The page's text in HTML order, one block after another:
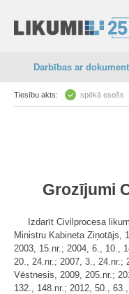
Darbības ar
Tiesību akts: spēkā esošs
Grozījumi
Izdarīt Civilprocesa
Ministru Kabineta Ziņotājs,
2003, 15.nr.; 2004, 6., 10.,
20., 24.nr.; 2007, 3., 24.nr.;
Vēstnesis, 2009, 205.nr.;
132., 148.nr.; 2012, 50.,